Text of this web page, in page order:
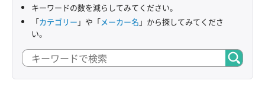
キーワードの数を減らしてみてください。
「カテゴリー 」や「メーカー名 」から探してみてくださ
い。